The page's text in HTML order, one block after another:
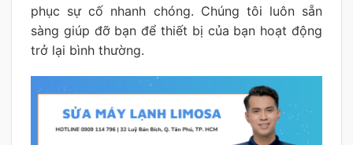
phục sự cố nhanh chóng. Chúng tôi luôn sẵn
sàng giúp đỡ bạn để thiết bị của bạn hoạt động
trở lại bình thường.